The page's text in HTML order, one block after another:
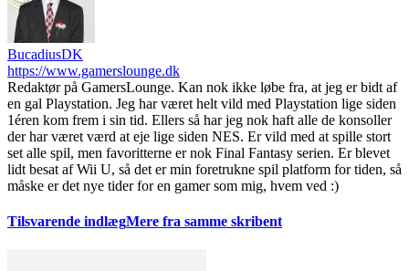
BucadiusDK
https://www.gamerslounge.dk
Redaktør på GamersLounge. Kan nok ikke løbe fra, at jeg er bidt af
en gal Playstation. Jeg har været helt vild med Playstation lige siden
1éren kom frem i sin tid. Ellers så har jeg nok haft alle de konsoller
der har været værd at eje lige siden NES. Er vild med at spille stort
set alle spil, men favoritterne er nok Final Fantasy serien. Er blevet
lidt besat af Wii U, så det er min foretrukne spil platform for tiden, så
måske er det nye tider for en gamer som mig, hvem ved :)
Tilsvarende indlægMere fra samme skribent